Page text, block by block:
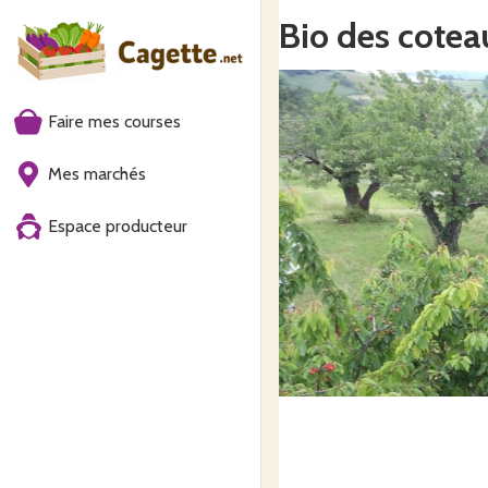
Faire mes courses
Mes marchés
Espace producteur
Bio des